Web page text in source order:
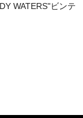
WATERS"ビンテ